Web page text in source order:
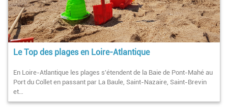
Le Top des plages en Loire-Atlantique
En Loire-Atlantique les plages s'étendent de la Baie de Pont-Mahé au
Port du Collet en passant par La Baule, Saint-Nazaire, Saint-Brevin
et…